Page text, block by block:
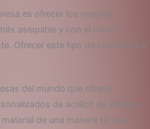
es ofrecer los mejores
asequible y con el calce
Ofrecer este tipo de calidad es el
del mundo que ofrece
de acrílico de altísima
de una manera tal que